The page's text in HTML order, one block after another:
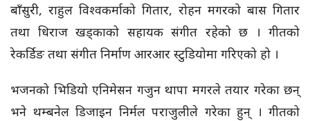
बाँसुरी, राहुल विश्वकर्माको गितार, रोहन मगरको बास गितार
तथा धिराज खड्काको सहायक संगीत रहेको छ । गीतको
रेकर्डिङ तथा संगीत निर्माण आरआर स्टुडियोमा गरिएको हो ।
भजनको भिडियो एनिमेसन गजुन थापा मगरले तयार गरेका छन्
भने थम्बनेल डिजाइन निर्मल पराजुलीले गरेका हुन् । गीतको